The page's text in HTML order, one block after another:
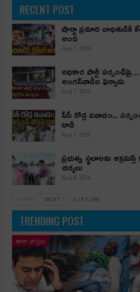
RECENT POST
షార్జా ప్రమాద బాధితుడికి
అండ
Aug 7, 2026
అధికార పార్టీ స‌ర్పంచ్‌పై…
అంగ‌న్‌వాడీల ఫిర్యాదు
Aug 7, 2026
సీసీ రోడ్ల వివాదం..
దాడి
Aug 7, 2026
ప్రభుత్వ స్థలాలను
చర్యలు
Aug 6, 2026
NEXT 1 of 1,144
TRENDING POST
తాజా వార్తలు